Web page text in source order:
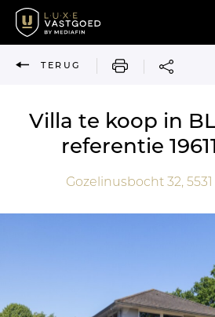
TERUG AFDRUKKEN
Villa te koop in
referentie
Gozelinusbocht 32,